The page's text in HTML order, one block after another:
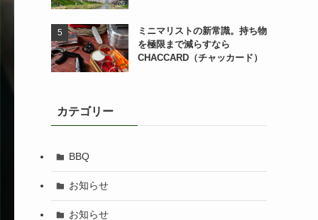
ミニマリストの新常識。持ち物
を極限まで減らすなら
CHACCARD（チャッカード）
カテゴリー
BBQ
お知らせ
お知らせ